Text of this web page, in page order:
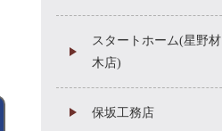
スタートホーム(星野材
木店)
保坂工務店